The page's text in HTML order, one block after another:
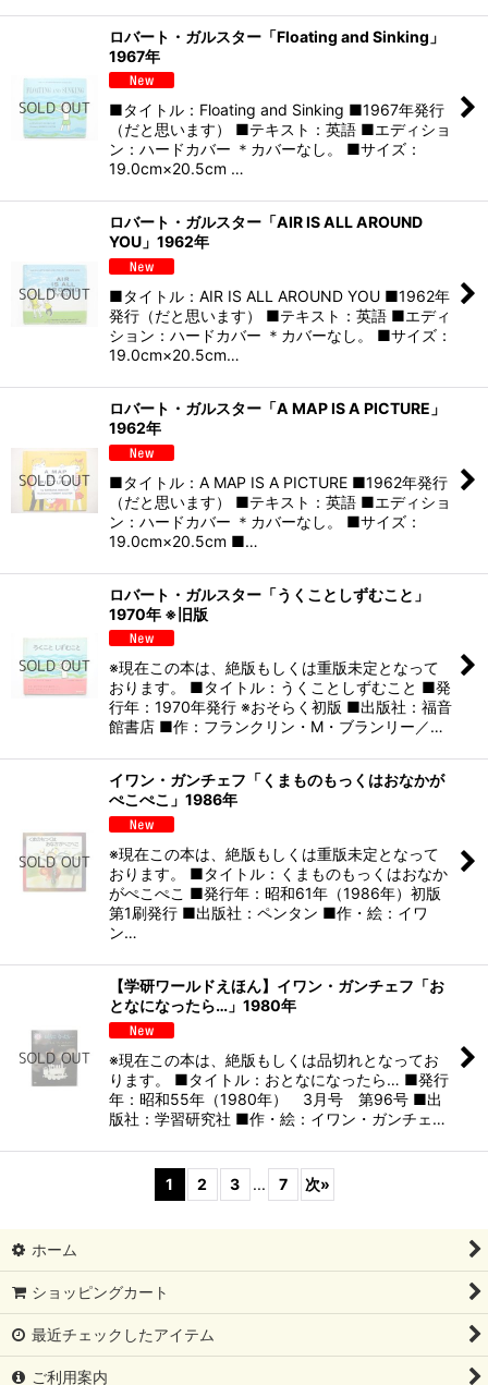
ロバート・ガルスター「Floating and Sinking」
1967年
■タイトル：Floating and Sinking ■1967年発行
（だと思います） ■テキスト：英語 ■エディショ
ン：ハードカバー ＊カバーなし。 ■サイズ：
19.0cm×20.5cm …
ロバート・ガルスター「AIR IS ALL AROUND
YOU」1962年
■タイトル：AIR IS ALL AROUND YOU ■1962年
発行（だと思います） ■テキスト：英語 ■エディ
ション：ハードカバー ＊カバーなし。 ■サイズ：
19.0cm×20.5cm…
ロバート・ガルスター「A MAP IS A PICTURE」
1962年
■タイトル：A MAP IS A PICTURE ■1962年発行
（だと思います） ■テキスト：英語 ■エディショ
ン：ハードカバー ＊カバーなし。 ■サイズ：
19.0cm×20.5cm ■…
ロバート・ガルスター「うくことしずむこと」
1970年 ※旧版
※現在この本は、絶版もしくは重版未定となって
おります。 ■タイトル：うくことしずむこと ■発
行年：1970年発行 ※おそらく初版 ■出版社：福音
館書店 ■作：フランクリン・M・ブランリー／…
イワン・ガンチェフ「くまものもっくはおなかが
ぺこぺこ」1986年
※現在この本は、絶版もしくは重版未定となって
おります。 ■タイトル：くまものもっくはおなか
がぺこぺこ ■発行年：昭和61年（1986年）初版
第1刷発行 ■出版社：ペンタン ■作・絵：イワ
ン…
【学研ワールドえほん】イワン・ガンチェフ「お
となになったら…」1980年
※現在この本は、絶版もしくは品切れとなってお
ります。 ■タイトル：おとなになったら… ■発行
年：昭和55年（1980年） 3月号 第96号 ■出
版社：学習研究社 ■作・絵：イワン・ガンチェ…
1 2 3 ... 7 次»
ホーム
ショッピングカート
最近チェックしたアイテム
ご利用案内